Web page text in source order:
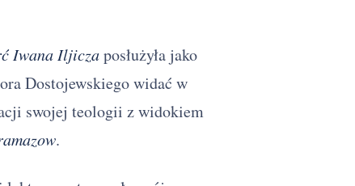
Iwana Iljiczaposłużyła jako
Dostojewskiego widać w
swojej teologii z widokiem
.